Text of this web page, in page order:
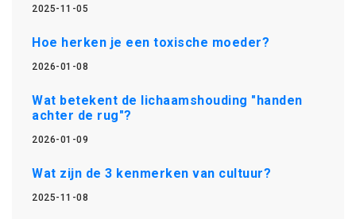
2025-11-05
Hoe herken je een toxische moeder?
2026-01-08
Wat betekent de lichaamshouding "handen
achter de rug"?
2026-01-09
Wat zijn de 3 kenmerken van cultuur?
2025-11-08